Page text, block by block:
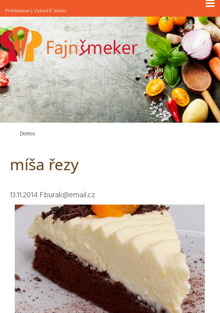
Prihlásenie | Vytvoriť konto
NOVINKY
RAŇAJKY
POLIEVKY
JEDLÁ S MÄSOM
JEDLÁ BEZ MÄSA
ŠALÁTY
Domov
míša řezy
13.11.2014 F.burak@email.cz